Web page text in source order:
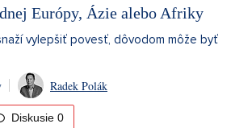
Európy, Ázie alebo Afriky
vylepšiť povesť, dôvodom môže byť
Radek Polák
Diskusie 0